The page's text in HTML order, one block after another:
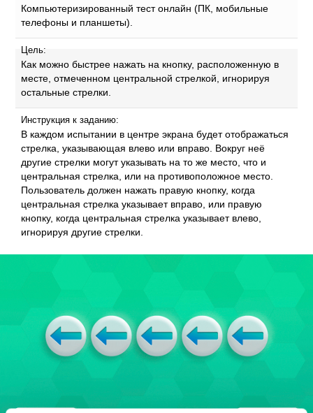
Компьютеризированный тест онлайн (ПК, мобильные
телефоны и планшеты).
Цель:
Как можно быстрее нажать на кнопку, расположенную в
месте, отмеченном центральной стрелкой, игнорируя
остальные стрелки.
Инструкция к заданию:
В каждом испытании в центре экрана будет отображаться
стрелка, указывающая влево или вправо. Вокруг неё
другие стрелки могут указывать на то же место, что и
центральная стрелка, или на противоположное место.
Пользователь должен нажать правую кнопку, когда
центральная стрелка указывает вправо, или правую
кнопку, когда центральная стрелка указывает влево,
игнорируя другие стрелки.